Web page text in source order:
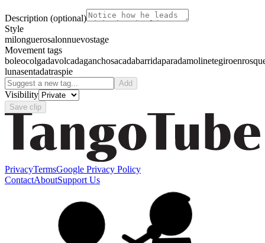
Description (optional)
Style
milonguerosalonnuevostage
Movement tags
boleocolgadavolcadaganchosacadabarridaparadamolinetegiro
lunasentadatraspie
Add
Visibility
Save clip
PrivacyTermsGoogle Privacy Policy
ContactAboutSupport Us